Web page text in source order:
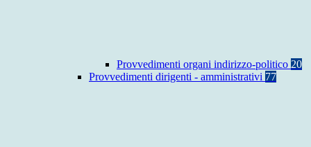
Provvedimenti organi indirizzo-politico 20
Provvedimenti dirigenti - amministrativi 77